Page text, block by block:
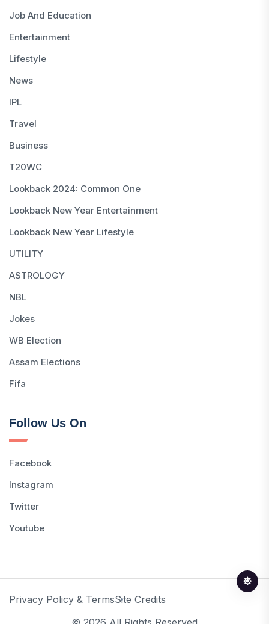
Job And Education
Entertainment
Lifestyle
News
IPL
Travel
Business
T20WC
Lookback 2024: Common One
Lookback New Year Entertainment
Lookback New Year Lifestyle
UTILITY
ASTROLOGY
NBL
Jokes
WB Election
Assam Elections
Fifa
Follow Us On
Facebook
Instagram
Twitter
Youtube
Privacy Policy & TermsSite Credits